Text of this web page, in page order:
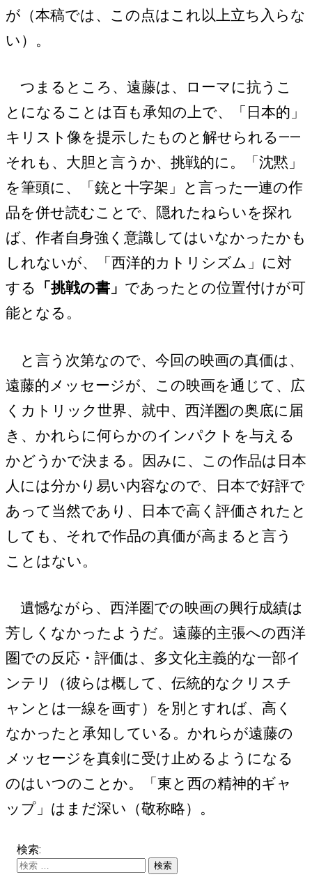
が（本稿では、この点はこれ以上立ち入らな
い）。
つまるところ、遠藤は、ローマに抗うこ
とになることは百も承知の上で、「日本的」
キリスト像を提示したものと解せられる――
それも、大胆と言うか、挑戦的に。「沈黙」
を筆頭に、「銃と十字架」と言った一連の作
品を併せ読むことで、隠れたねらいを探れ
ば、作者自身強く意識してはいなかったかも
しれないが、「西洋的カトリシズム」に対
する
「挑戦の書」 であったとの位置付けが可
能となる。
と言う次第なので、今回の映画の真価は、
遠藤的メッセージが、この映画を通じて、広
くカトリック世界、就中、西洋圏の奥底に届
き、かれらに何らかのインパクトを与える
かどうかで決まる。因みに、この作品は日本
人には分かり易い内容なので、日本で好評で
あって当然であり、日本で高く評価されたと
しても、それで作品の真価が高まると言う
ことはない。
遺憾ながら、西洋圏での映画の興行成績は
芳しくなかったようだ。遠藤的主張への西洋
圏での反応・評価は、多文化主義的な一部イ
ンテリ（彼らは概して、伝統的なクリスチ
ャンとは一線を画す）を別とすれば、高く
なかったと承知している。かれらが遠藤の
メッセージを真剣に受け止めるようになる
のはいつのことか。「東と西の精神的ギャ
ップ」はまだ深い（敬称略）。
検索: